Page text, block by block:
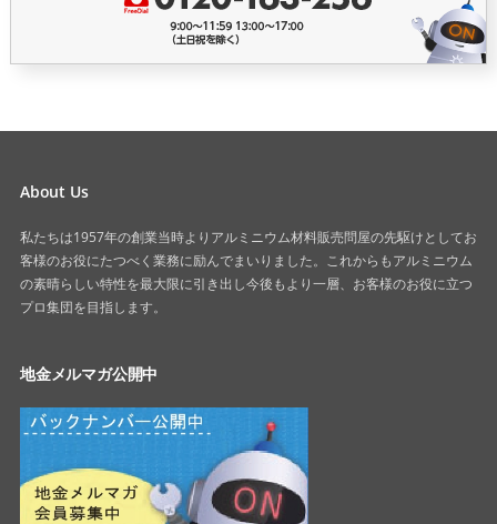
About Us
私たちは1957年の創業当時よりアルミニウム材料販売問屋の先駆けとしてお
客様のお役にたつべく業務に励んでまいりました。これからもアルミニウム
の素晴らしい特性を最大限に引き出し今後もより一層、お客様のお役に立つ
プロ集団を目指します。
地金メルマガ公開中